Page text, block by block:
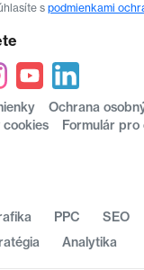
PPC SEO
Analytika
s podmienkami
Ochrana
Formulár pro